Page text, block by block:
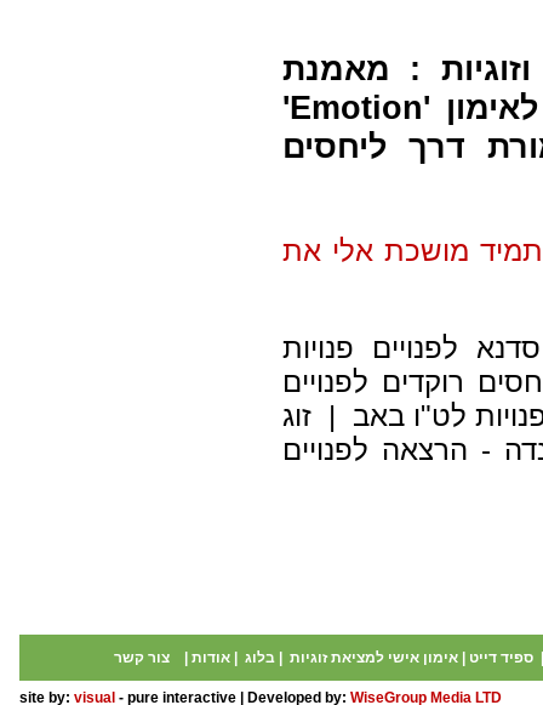
: מאמנת
סאטית ליחסים וזוגיות, בוגרת בית הספר לאימון 'Emotion'
דרך ליחסים
מושכת אלי את
סדנא לפנויים פנויות
רוקדים לפנויים
לט"ו באב | זוג
- הרצאה לפנויים
ספיד דייט אימון אישי למציאת זוגיות בלוג אודות צור קשר
site by: visual - pure interactive | Developed by: WiseGroup Media LTD